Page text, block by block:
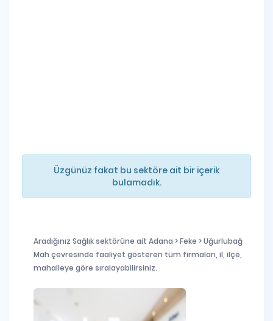
Üzgünüz fakat bu sektöre ait bir içerik
bulamadık.
Aradığınız Sağlık sektörüne ait Adana > Feke > Uğurlubağ
Mah çevresinde faaliyet gösteren tüm firmaları, il, ilçe,
mahalleye göre sıralayabilirsiniz.